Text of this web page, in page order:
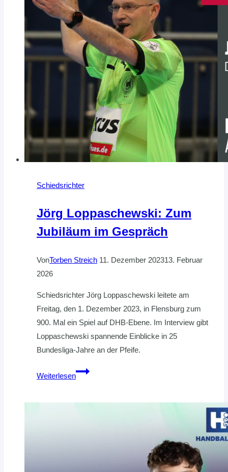
Schiedsrichter
Jörg Loppaschewski: Zum
Jubiläum im Gespräch
VonTorben Streich 11. Dezember 202313. Februar
2026
Schiedsrichter Jörg Loppaschewski leitete am
Freitag, den 1. Dezember 2023, in Flensburg zum
900. Mal ein Spiel auf DHB-Ebene. Im Interview gibt
Loppaschewski spannende Einblicke in 25
Bundesliga-Jahre an der Pfeife.
Weiterlesen
Jörg